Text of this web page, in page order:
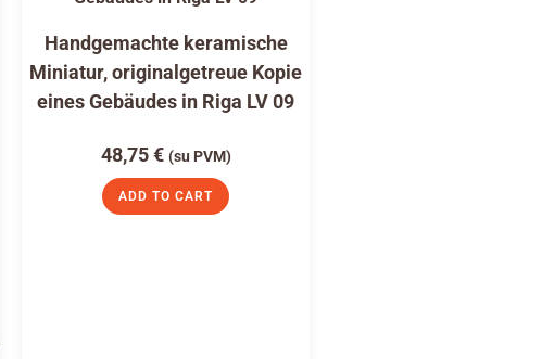
Handgemachte keramische
Miniatur, originalgetreue Kopie
eines Gebäudes in Riga LV 09
48,75€ (su PVM)
ADD TO CART